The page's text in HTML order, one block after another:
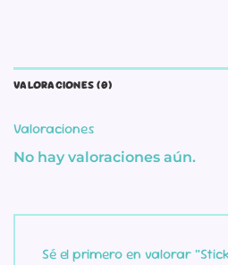
VALORACIONES (0)
Valoraciones
No hay valoraciones aún.
Sé el primero en valorar